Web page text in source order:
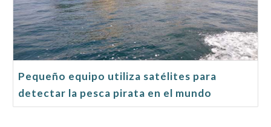
Pequeño equipo utiliza satélites para
detectar la pesca pirata en el mundo